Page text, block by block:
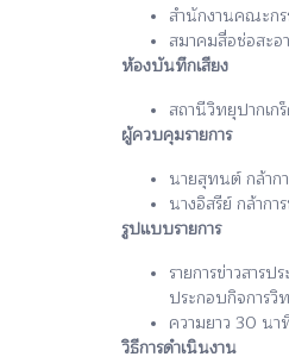
สำนักงานคณะก
สมาคมสื่อช่อสะอ
ห้องบันทึกเสียง
สถานีวิทยุปากเ
ผู้ควบคุมรายการ
นายสุทนต์ กล้าก
นางอิสรีย์ กล้ากา
รูปแบบรายการ
รายการข่าวสาร
ประกอบกิจการวิ
ความยาว 30 นา
วิธีการดำเนินงาน